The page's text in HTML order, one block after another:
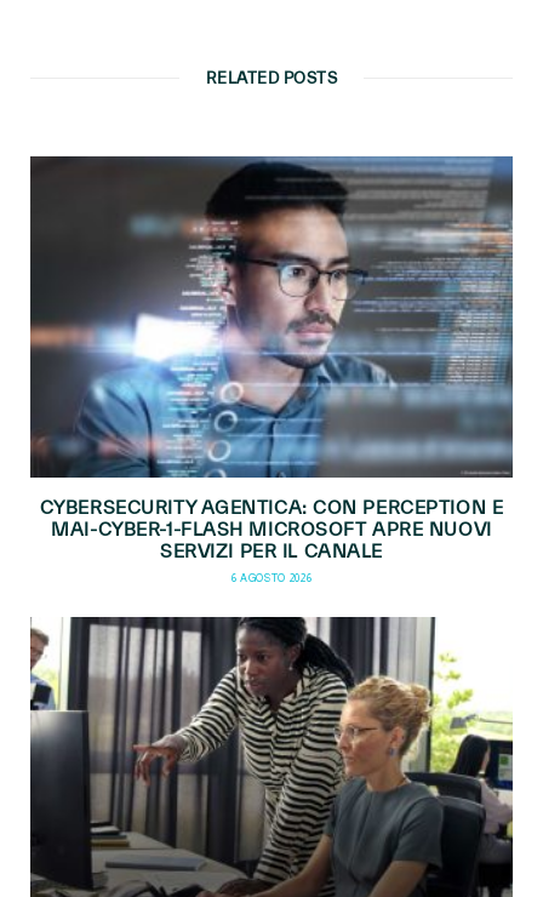
RELATED POSTS
CYBERSECURITY AGENTICA: CON PERCEPTION E
MAI-CYBER-1-FLASH MICROSOFT APRE NUOVI
SERVIZI PER IL CANALE
6 AGOSTO 2026